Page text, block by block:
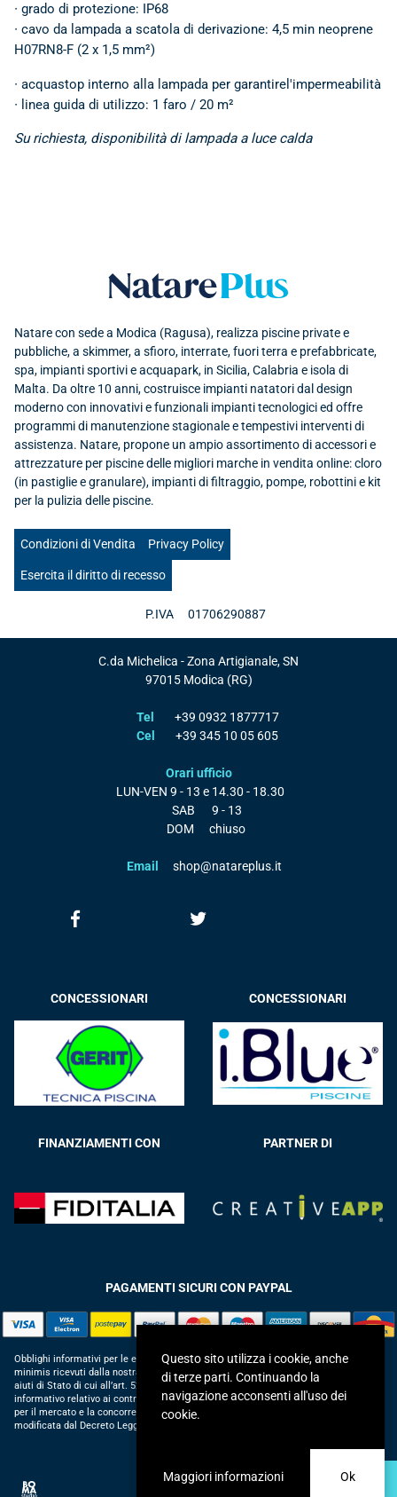
∙ grado di protezione: IP68
∙ cavo da lampada a scatola di derivazione: 4,5 min neoprene
H07RN8-F (2 x 1,5 mm²)
∙ acquastop interno alla lampada per garantirel'impermeabilità
∙ linea guida di utilizzo: 1 faro / 20 m²
Su richiesta, disponibilità di lampada a luce calda
Natare con sede a Modica (Ragusa), realizza piscine private e
pubbliche, a skimmer, a sfioro, interrate, fuori terra e prefabbricate,
spa, impianti sportivi e acquapark, in Sicilia, Calabria e isola di
Malta. Da oltre 10 anni, costruisce impianti natatori dal design
moderno con innovativi e funzionali impianti tecnologici ed offre
programmi di manutenzione stagionale e tempestivi interventi di
assistenza. Natare, propone un ampio assortimento di accessori e
attrezzature per piscine delle migliori marche in vendita online: cloro
(in pastiglie e granulare), impianti di filtraggio, pompe, robottini e kit
per la pulizia delle piscine.
Condizioni di Vendita Privacy Policy
Esercita il diritto di recesso
P.IVA 01706290887
C.da Michelica - Zona Artigianale, SN
97015 Modica (RG)
Tel
+39 0932 1877717
Cel
+39 345 10 05 605
Orari ufficio
LUN-VEN 9 - 13 e 14.30 - 18.30
SAB
9 - 13
DOM
chiuso
Email shop@natareplus.it
CONCESSIONARI CONCESSIONARI
FINANZIAMENTI CON PARTNER DI
PAGAMENTI SICURI CON PAYPAL
Obblighi informativi per le erogazioni pubbliche: gli aiuti di Stato e gli aiuti de
minimis ricevuti dalla nostra impresa sono contenuti nel Registro nazionale degli
aiuti di Stato di cui all’art. 52 della L. 234/2012 in modo da adempiere all’obbligo
informativo relativo ai contributi statali di cui alla Legge 124/2017 (Legge annuale
per il mercato e la concorrenza – art. 1, commi 125 – 129), successivamente
modificata dal Decreto Legge 34/2019.
Questo sito utilizza i cookie, anche
di terze parti. Continuando la
navigazione acconsenti all'uso dei
cookie.
Ok
Maggiori informazioni